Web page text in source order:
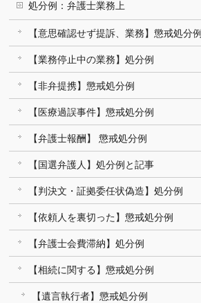
処分例：弁護士業務上
【意思確認せず提訴、業務】懲戒処分例
【業務停止中の業務】処分例
【非弁提携】懲戒処分例
【医療過誤事件】懲戒処分例
【弁護士報酬】 懲戒処分例
【国選弁護人】処分例と記事
【判決文・証拠委任状偽造】処分例
【依頼人を裏切った】懲戒処分例
【弁護士会費滞納】処分例
【相続に関する】懲戒処分例
【遺言執行者】懲戒処分例